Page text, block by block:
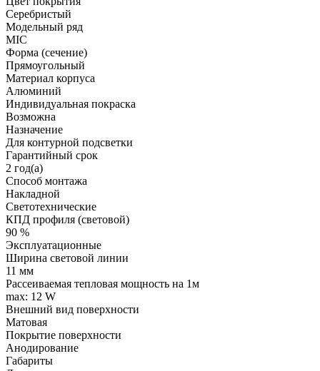
Серебристый
Модельный ряд
MIC
Форма (сечение)
Прямоугольный
Материал корпуса
Алюминий
Индивидуальная покраска
Возможна
Назначение
Для контурной подсветки
Гарантийный срок
2 год(а)
Способ монтажа
Накладной
Светотехнические
КПД профиля (cветовой)
90 %
Эксплуатационные
Ширина световой линии
11 мм
Рассеиваемая тепловая мощность на 1м
max: 12 W
Внешний вид поверхности
Матовая
Покрытие поверхности
Анодирование
Габариты